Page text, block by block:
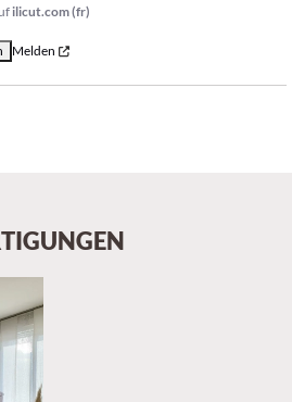
ilicut.com (fr)
Melden